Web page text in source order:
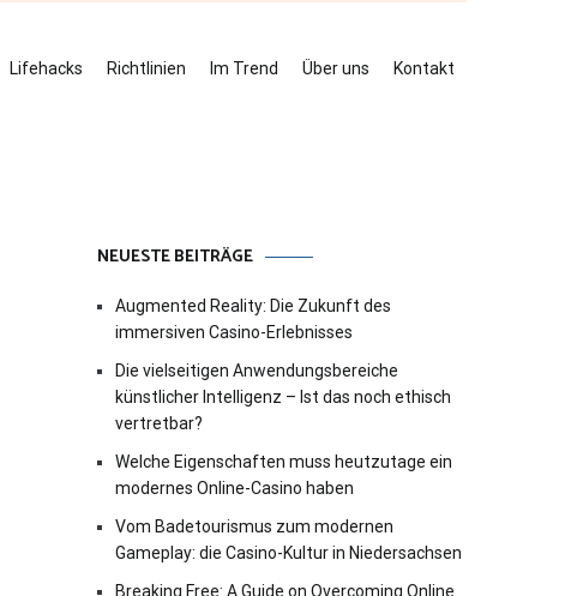
Lifehacks Richtlinien Im Trend Über uns Kontakt
NEUESTE BEITRÄGE
Augmented Reality: Die Zukunft des
immersiven Casino-Erlebnisses
Die vielseitigen Anwendungsbereiche
künstlicher Intelligenz – Ist das noch ethisch
vertretbar?
Welche Eigenschaften muss heutzutage ein
modernes Online-Casino haben
Vom Badetourismus zum modernen
Gameplay: die Casino-Kultur in Niedersachsen
Breaking Free: A Guide on Overcoming Online